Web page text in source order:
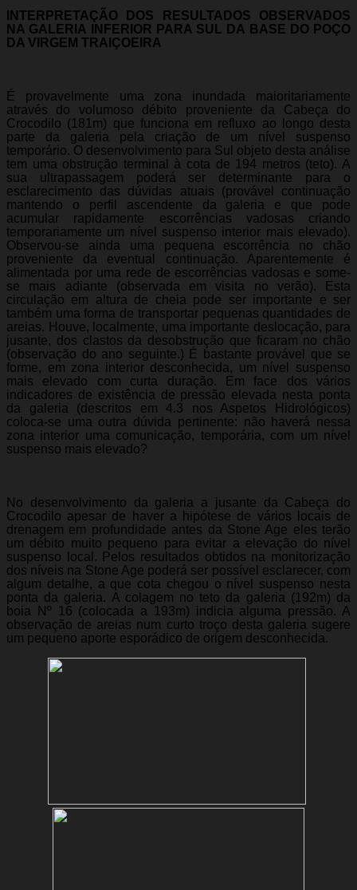
INTERPRETAÇÃO DOS RESULTADOS OBSERVADOS
NA GALERIA INFERIOR PARA SUL DA BASE DO POÇO
DA VIRGEM TRAIÇOEIRA
É provavelmente uma zona inundada maioritariamente
através do volumoso débito proveniente da Cabeça do
Crocodilo (181m) que funciona em refluxo ao longo desta
parte da galeria pela criação de um nível suspenso
temporário. O desenvolvimento para Sul objeto desta análise
tem uma obstrução terminal à cota de 194 metros (teto). A
sua ultrapassagem poderá ser determinante para o
esclarecimento das dúvidas atuais (provável continuação
mantendo o perfil ascendente da galeria e que pode
acumular rapidamente escorrências vadosas criando
temporariamente um nível suspenso interior mais elevado).
Observou-se ainda uma pequena escorrência no chão
proveniente da eventual continuação. Aparentemente é
alimentada por uma rede de escorrências vadosas e some-
se mais adiante (observada em visita no verão). Esta
circulação em altura de cheia pode ser importante e ser
também uma forma de transportar pequenas quantidades de
areias. Houve, localmente, uma importante deslocação, para
jusante, dos clastos da desobstrução que ficaram no chão
(observação do ano seguinte.) É bastante provável que se
forme, em zona interior desconhecida, um nível suspenso
mais elevado com curta duração. Em face dos vários
indicadores de existência de pressão elevada nesta ponta
da galeria (descritos em 4.3 nos Aspetos Hidrológicos)
coloca-se uma outra dúvida pertinente: não haverá nessa
zona interior uma comunicação, temporária, com um nível
suspenso mais elevado?
No desenvolvimento da galeria a jusante da Cabeça do
Crocodilo apesar de haver a hipótese de vários locais de
drenagem em profundidade antes da Stone Age eles terão
um débito muito pequeno para evitar a elevação do nível
suspenso local. Pelos resultados obtidos na monitorização
dos níveis na Stone Age poderá ser possível esclarecer, com
algum detalhe, a que cota chegou o nível suspenso nesta
ponta da galeria. A colagem no teto da galeria (192m) da
boia Nº 16 (colocada a 193m) indicia alguma pressão. A
observação de areias num curto troço desta galeria sugere
um pequeno aporte esporádico de origem desconhecida.